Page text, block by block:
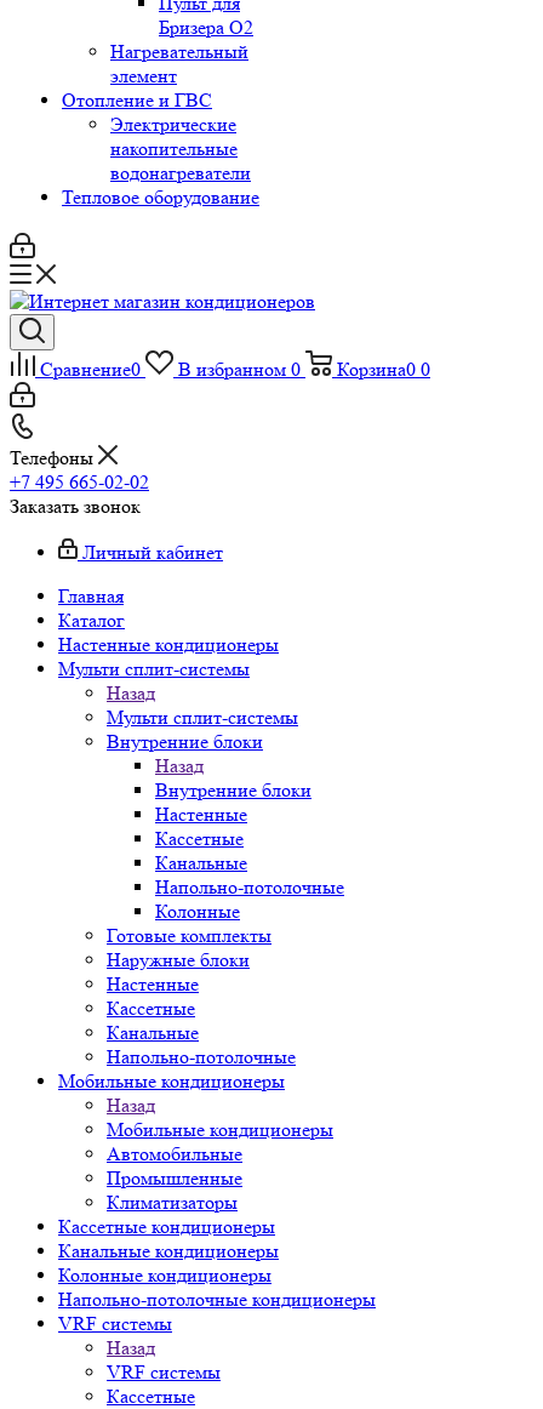
Бризера O2
Нагревательный
элемент
Отопление и ГВС
Электрические
накопительные
водонагреватели
Тепловое оборудование
Сравнение0 В избранном 0 Корзина0 0
Телефоны
+7 495 665-02-02
Заказать звонок
Личный кабинет
Главная
Каталог
Настенные кондиционеры
Мульти сплит-системы
Назад
Мульти сплит-системы
Внутренние блоки
Назад
Внутренние блоки
Настенные
Кассетные
Канальные
Напольно-потолочные
Колонные
Готовые комплекты
Наружные блоки
Настенные
Кассетные
Канальные
Напольно-потолочные
Мобильные кондиционеры
Назад
Мобильные кондиционеры
Автомобильные
Промышленные
Климатизаторы
Кассетные кондиционеры
Канальные кондиционеры
Колонные кондиционеры
Напольно-потолочные кондиционеры
VRF системы
Назад
VRF системы
Кассетные